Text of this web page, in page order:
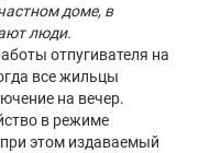
доме, в
люди.
отпугивателя на
все жильцы
на вечер.
в режиме
этом издаваемый